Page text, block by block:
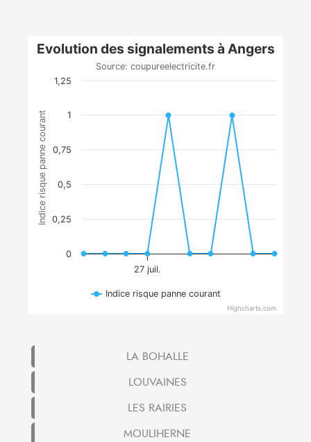
Indice risque panne courant
Evolution des signalements à Angers
Source: coupureelectricite.fr
27 juil.
0
0,25
0,5
0,75
1
1,25
Indice risque panne courant
Highcharts.com
LA BOHALLE
LOUVAINES
LES RAIRIES
MOULIHERNE